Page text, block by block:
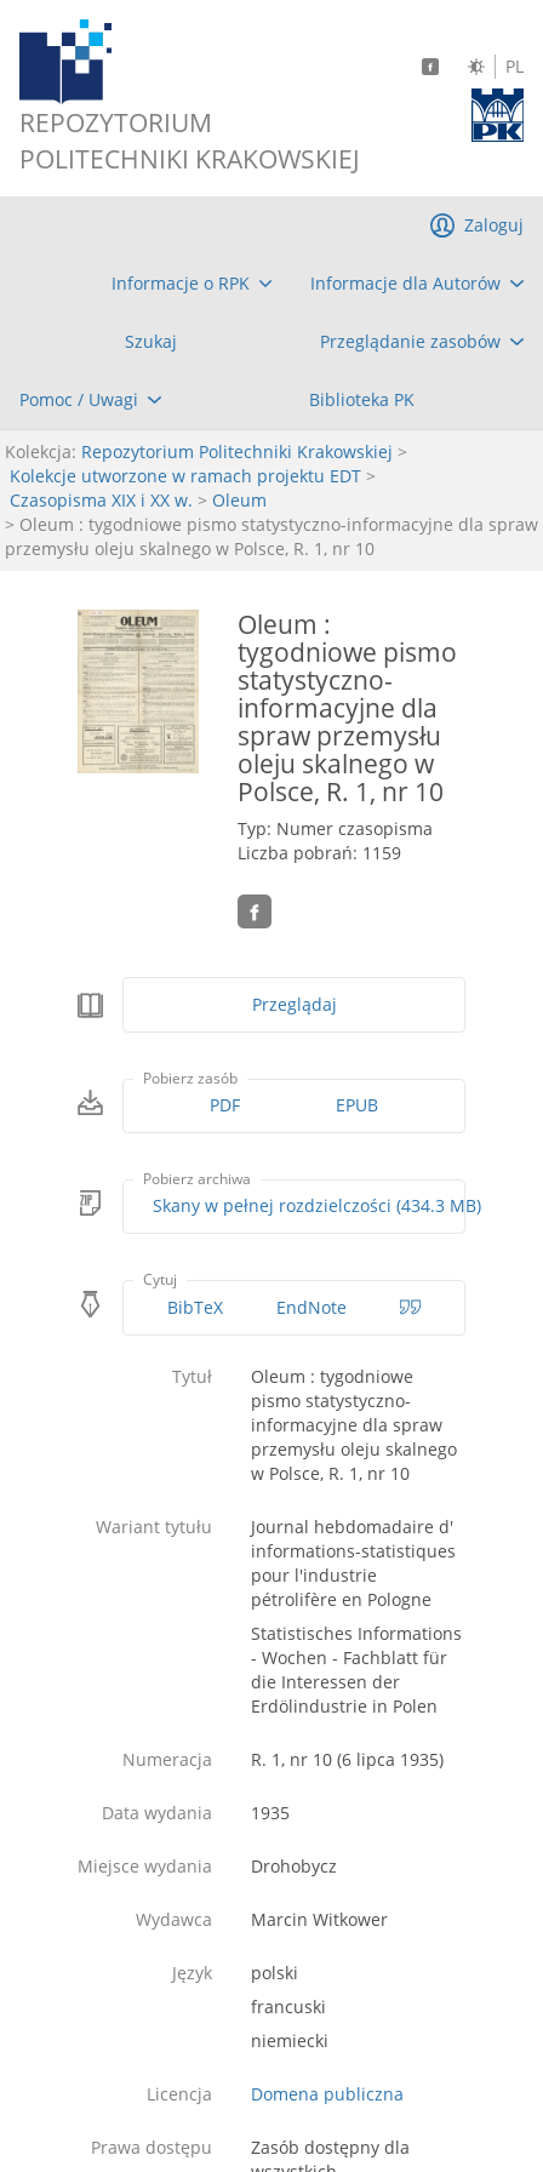
REPOZYTORIUM
POLITECHNIKI KRAKOWSKIEJ
PL
Informacje o RPK Informacje dla Autorów
Szukaj Przeglądanie zasobów
Pomoc / Uwagi Biblioteka PK
Zaloguj
Kolekcja: Repozytorium Politechniki Krakowskiej >
Kolekcje utworzone w ramach projektu EDT >
Czasopisma XIX i XX w. > Oleum
> Oleum : tygodniowe pismo statystyczno-informacyjne dla spraw
przemysłu oleju skalnego w Polsce, R. 1, nr 10
Oleum :
tygodniowe pismo
statystyczno-
informacyjne dla
spraw przemysłu
oleju skalnego w
Polsce, R. 1, nr 10
Typ: Numer czasopisma
Liczba pobrań: 1159
Przeglądaj
Pobierz zasób
PDF EPUB
Pobierz archiwa
Skany w pełnej rozdzielczości (434.3 MB)
Cytuj
BibTeX EndNote
Tytuł
Oleum : tygodniowe
pismo statystyczno-
informacyjne dla spraw
przemysłu oleju skalnego
w Polsce, R. 1, nr 10
Wariant tytułu
Journal hebdomadaire d'
informations-statistiques
pour l'industrie
pétrolifère en Pologne
Statistisches Informations
- Wochen - Fachblatt für
die Interessen der
Erdölindustrie in Polen
Numeracja R. 1, nr 10 (6 lipca 1935)
Data wydania 1935
Miejsce wydania Drohobycz
Wydawca Marcin Witkower
Język
polski
francuski
niemiecki
Licencja Domena publiczna
Prawa dostępu
Zasób dostępny dla